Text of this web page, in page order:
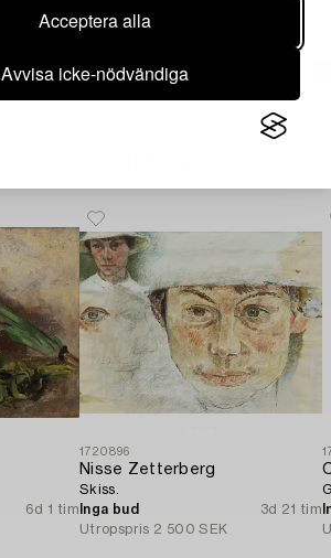
Acceptera alla
Avvisa icke-nödvändiga
6d 1 tim
1720896
Nisse Zetterberg
Skiss.
Inga bud
3d 21 tim
Utropspris 2 500 SEK